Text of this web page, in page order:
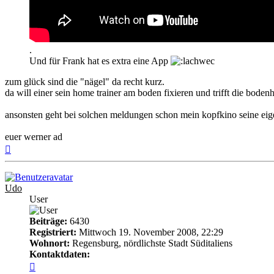
.
Und für Frank hat es extra eine App
zum glück sind die "nägel" da recht kurz.
da will einer sein home trainer am boden fixieren und trifft die
ansonsten geht bei solchen meldungen schon mein kopfkino seine
euer werner ad
Udo
User
Beiträge: 6430
Registriert: Mittwoch 19. November 2008, 22:29
Wohnort: Regensburg, nördlichste Stadt Süditaliens
Kontaktdaten: